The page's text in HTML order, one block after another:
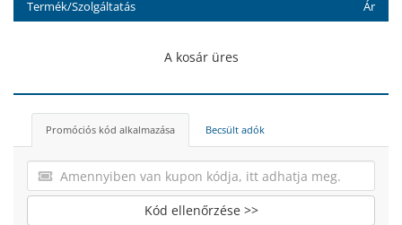
Termék/Szolgáltatás Ár
A kosár üres
Promóciós kód alkalmazása Becsült adók
Kód ellenőrzése >>